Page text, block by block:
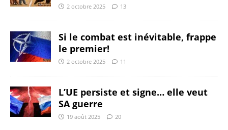
2 octobre 2025 13
Si le combat est inévitable, frappe
le premier!
2 octobre 2025 11
L’UE persiste et signe… elle veut
SA guerre
19 août 2025 20